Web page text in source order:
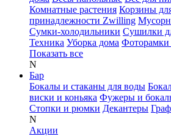
Комнатные растения Корзины
принадлежности Zwilling
Сумки-холодильники Сушилки
Техника Уборка дома Фоторамки
Показать все
N
Бар
Бокалы и стаканы для воды
виски и коньяка Фужеры и
Стопки и рюмки Декантеры
N
Акции